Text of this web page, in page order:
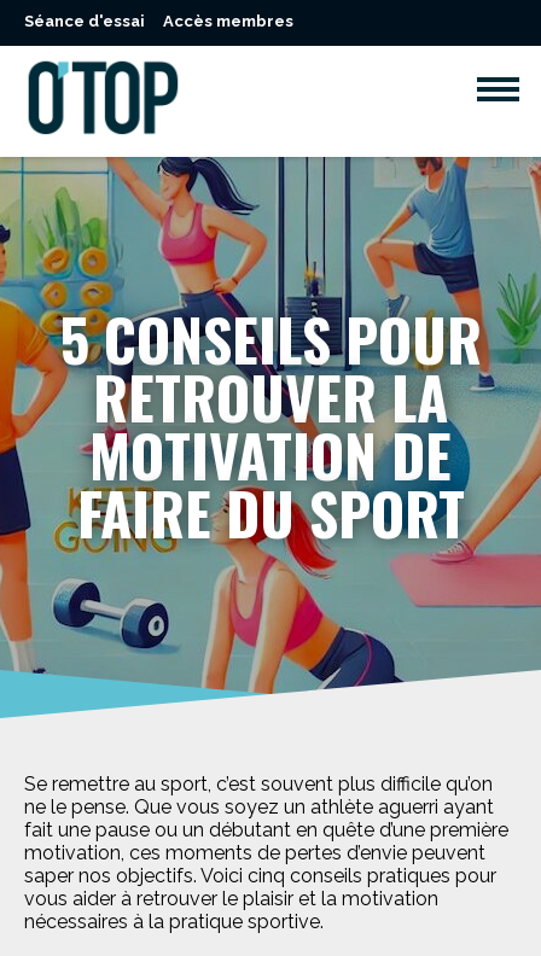
Séance d'essai Accès membres
5 CONSEILS POUR
RETROUVER LA
MOTIVATION DE
FAIRE DU SPORT
Se remettre au sport, c’est souvent plus difficile qu’on
ne le pense. Que vous soyez un athlète aguerri ayant
fait une pause ou un débutant en quête d’une première
motivation, ces moments de pertes d’envie peuvent
saper nos objectifs. Voici cinq conseils pratiques pour
vous aider à retrouver le plaisir et la motivation
nécessaires à la pratique sportive.